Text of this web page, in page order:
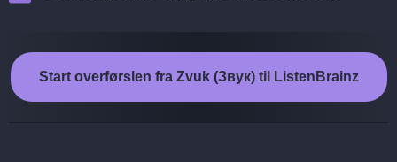
Start overførslen fra Zvuk (Звук) til ListenBrainz